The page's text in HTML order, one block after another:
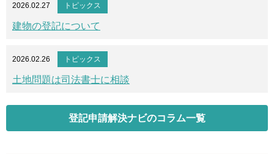
2026.02.27 トピックス
建物の登記について
2026.02.26 トピックス
土地問題は司法書士に相談
登記申請解決ナビのコラム一覧